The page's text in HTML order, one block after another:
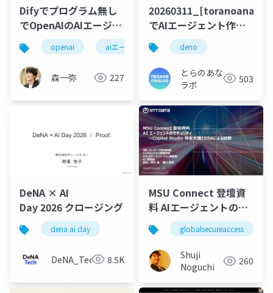
Difyでプログラム無し
でOpenAIのAIエージェ
ントAPIを触ってみた
openai aiエージェント
森一弥 227
でAIエージェント作っ
てみたdeno
とらのあな
ラボ
503
DeNA × AI
Day 2026 クロージング
dena ai day
DeNA_Tech 8.5K
MSU Connect 登壇資
料 AIエージェントのセ
キュリティ～Copilot
Studio 伴奏支援とGSA
による統制
globalsecureaccess
Shuji
Noguchi
260